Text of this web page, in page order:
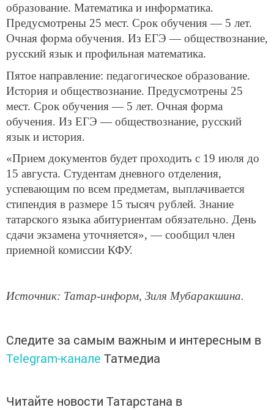
образование. Математика и информатика.
Предусмотрены 25 мест. Срок обучения — 5 лет.
Очная форма обучения. Из ЕГЭ — обществознание,
русский язык и профильная математика.
Пятое направление: педагогическое образование.
История и обществознание. Предусмотрены 25
мест. Срок обучения — 5 лет. Очная форма
обучения. Из ЕГЭ — обществознание, русский
язык и история.
«Прием документов будет проходить с 19 июля до
15 августа. Студентам дневного отделения,
успевающим по всем предметам, выплачивается
стипендия в размере 15 тысяч рублей. Знание
татарского языка абитуриентам обязательно. День
сдачи экзамена уточняется», — сообщил член
приемной комиссии КФУ.
Источник: Татар-информ, Зиля Мубаракшина.
Следите за самым важным и интересным в
Telegram-канале Татмедиа
Читайте новости Татарстана в